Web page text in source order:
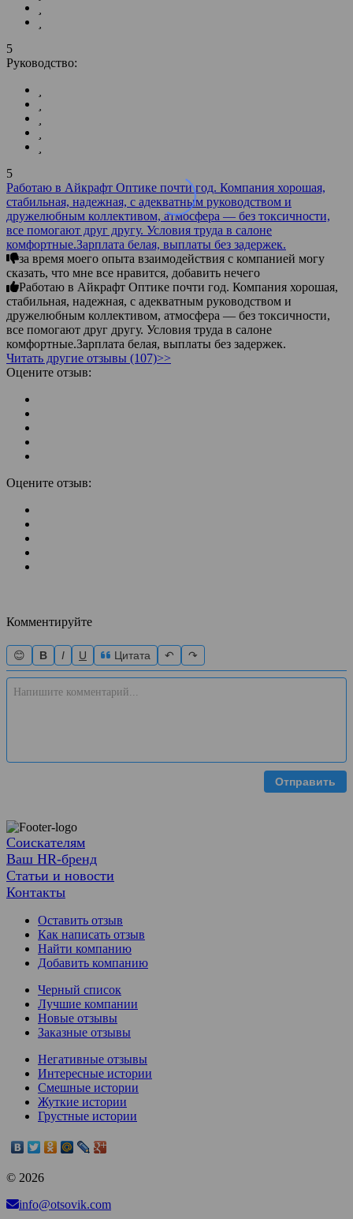
5
Руководство:
5
Работаю в Айкрафт Оптике почти год. Компания хорошая,
стабильная, надежная, с адекватным руководством и
дружелюбным коллективом, атмосфера — без токсичности,
все помогают друг другу. Условия труда в салоне
комфортные.Зарплата белая, выплаты без задержек.
за время моего опыта взаимодействия с компанией могу
сказать, что мне все нравится, добавить нечего
Работаю в Айкрафт Оптике почти год. Компания хорошая,
стабильная, надежная, с адекватным руководством и
дружелюбным коллективом, атмосфера — без токсичности,
все помогают друг другу. Условия труда в салоне
комфортные.Зарплата белая, выплаты без задержек.
Читать другие отзывы (107)>>
Оцените отзыв:
Оцените отзыв:
Комментируйте
😊 B I U Цитата ↶ ↷
Отправить
Соискателям
Ваш HR-бренд
Статьи и новости
Контакты
Оставить отзыв
Как написать отзыв
Найти компанию
Добавить компанию
Черный список
Лучшие компании
Новые отзывы
Заказные отзывы
Негативные отзывы
Интересные истории
Смешные истории
Жуткие истории
Грустные истории
© 2026
info@otsovik.com